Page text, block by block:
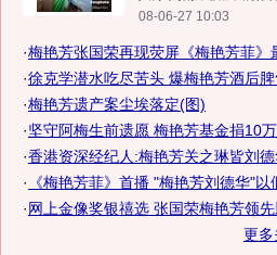
08-06-27 10:03
·梅艳芳张国荣再现荧屏《梅艳芳菲》
·徐克学潜水吃尽苦头 爆梅艳芳酒后
·梅艳芳遗产案尘埃落定(图)
·坚守阿梅生前遗愿 梅艳芳基金捐10
·香港资深经纪人:梅艳芳关之琳皆刘
· 《梅艳芳菲》首播 "梅艳芳刘德华"以
·网上金像奖银禧选 张国荣梅艳芳领
更多